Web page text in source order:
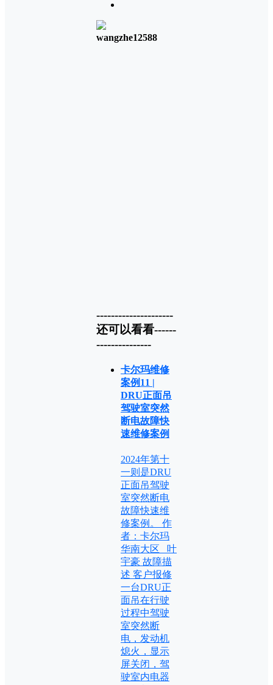
wangzhe12588
---------------------
还可以看看------
---------------
卡尔玛维修
案例11 |
DRU正面吊
驾驶室突然
断电故障快
速维修案例
2024年第十
一则是DRU
正面吊驾驶
室突然断电
故障快速维
修案例。 作
者：卡尔玛
华南大区 叶
宇豪 故障描
述 客户报修
一台DRU正
面吊在行驶
过程中驾驶
室突然断
电，发动机
熄火，显示
屏关闭，驾
驶室内电器